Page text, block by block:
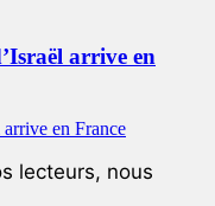
arrive en
lecteurs, nous